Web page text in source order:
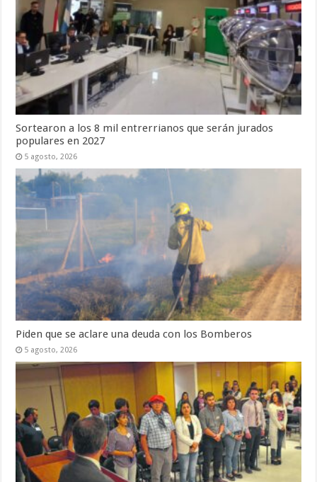
Sortearon a los 8 mil entrerrianos que serán jurados
populares en 2027
5 agosto, 2026
Piden que se aclare una deuda con los Bomberos
5 agosto, 2026